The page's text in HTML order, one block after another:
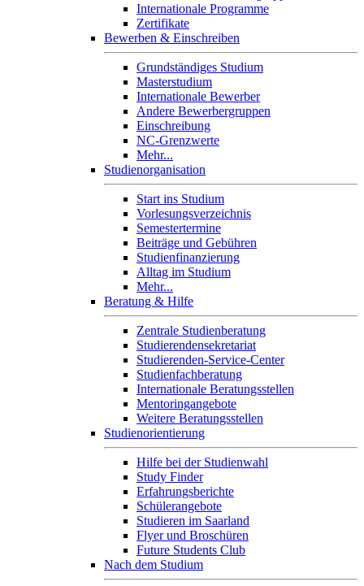
Internationale Programme
Zertifikate
Bewerben & Einschreiben
Grundständiges Studium
Masterstudium
Internationale Bewerber
Andere Bewerbergruppen
Einschreibung
NC-Grenzwerte
Mehr...
Studienorganisation
Start ins Studium
Vorlesungsverzeichnis
Semestertermine
Beiträge und Gebühren
Studienfinanzierung
Alltag im Studium
Mehr...
Beratung & Hilfe
Zentrale Studienberatung
Studierendensekretariat
Studierenden-Service-Center
Studienfachberatung
Internationale Beratungsstellen
Mentoringangebote
Weitere Beratungsstellen
Studienorientierung
Hilfe bei der Studienwahl
Study Finder
Erfahrungsberichte
Schülerangebote
Studieren im Saarland
Flyer und Broschüren
Future Students Club
Nach dem Studium